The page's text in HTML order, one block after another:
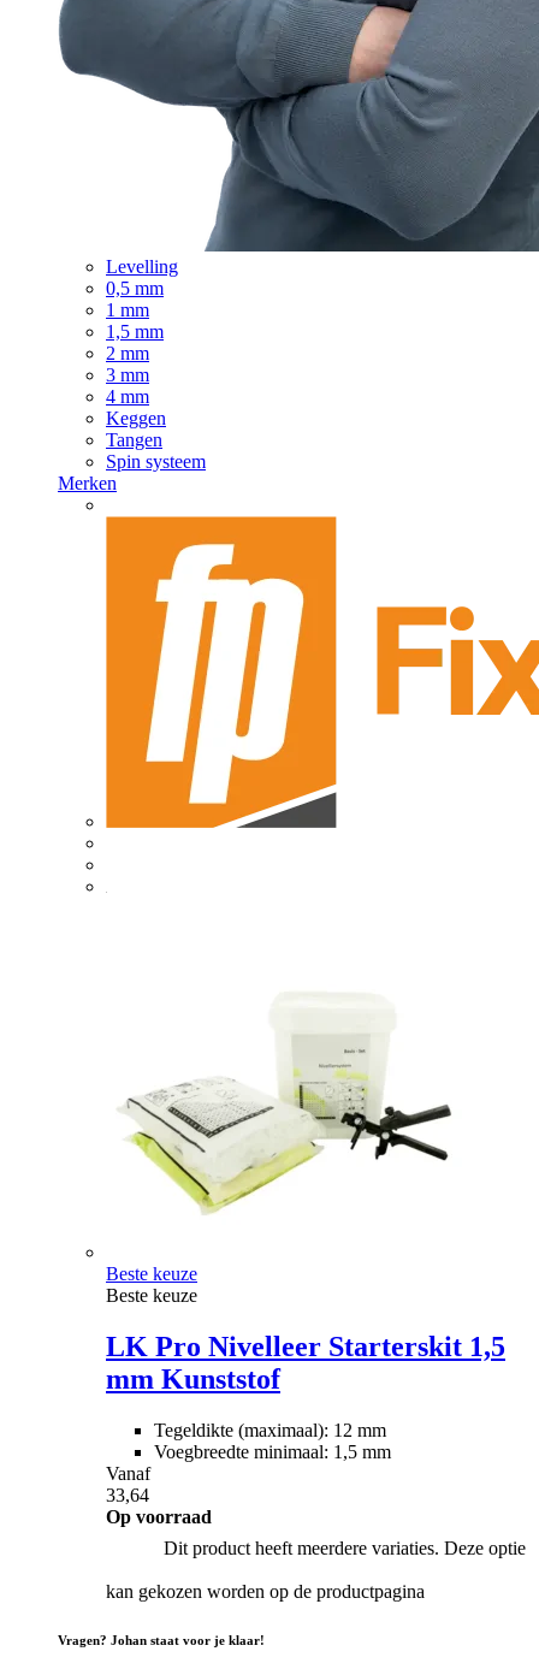
Levelling
0,5 mm
1 mm
1,5 mm
2 mm
3 mm
4 mm
Keggen
Tangen
Spin systeem
Merken
Beste keuze
Beste keuze
LK Pro Nivelleer Starterskit 1,5
mm Kunststof
Tegeldikte (maximaal): 12 mm
Voegbreedte minimaal: 1,5 mm
Vanaf
33,64
Op voorraad
Dit product heeft meerdere variaties. Deze optie
kan gekozen worden op de productpagina
Vragen? Johan staat voor je klaar!